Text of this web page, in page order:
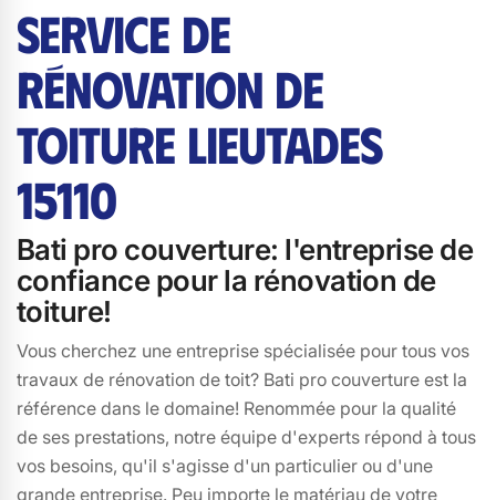
SERVICE DE
RÉNOVATION DE
TOITURE LIEUTADES
15110
Bati pro couverture: l'entreprise de
confiance pour la rénovation de
toiture!
Vous cherchez une entreprise spécialisée pour tous vos
travaux de rénovation de toit? Bati pro couverture est la
référence dans le domaine! Renommée pour la qualité
de ses prestations, notre équipe d'experts répond à tous
vos besoins, qu'il s'agisse d'un particulier ou d'une
grande entreprise. Peu importe le matériau de votre